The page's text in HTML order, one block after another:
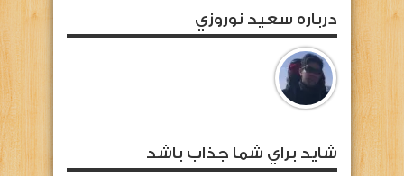
درباره سعيد نوروزي
شايد براي شما جذاب باشد